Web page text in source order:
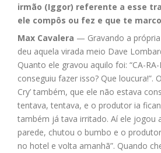
irmão (Iggor) referente a esse
ele compôs ou fez e que te
Max Cavalera — Gravando a própria
deu aquela virada meio Dave
Quanto ele gravou aquilo foi: “CA-
conseguiu fazer isso? Que loucura!”.
Cry’ também, que ele não estava
tentava, tentava, e o produtor ia
também já tava irritado. Aí ele jogou
parede, chutou o bumbo e o
no hotel e volta amanhã”. Quando